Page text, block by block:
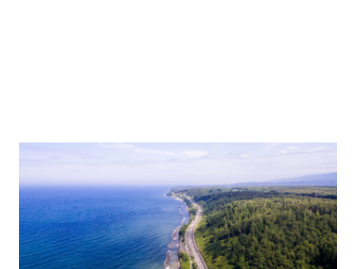
des Fahrwegs behandelt und den Teilnehmern ein
allgemeines Verständnis dieses zunehmend wichtigen
Themenkreises vermittelt. In dem Kurs wird das Thema
ganzheitlich betrachtet, insbesondere jedoch die
Thematik des CO2-Footprints der Infrastruktur und